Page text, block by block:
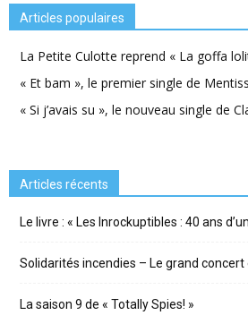
Articles populaires
La Petite Culotte reprend « La goffa
« Et bam », le premier single de
« Si j’avais su », le nouveau single de
Articles récents
Le livre : « Les Inrockuptibles : 40 ans
Solidarités incendies – Le grand concert
La saison 9 de « Totally Spies! »